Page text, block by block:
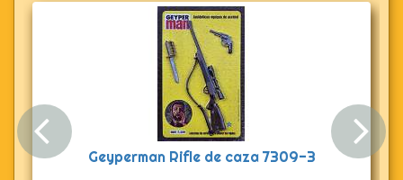
Geyperman Rifle de caza 7309-3
Anterior